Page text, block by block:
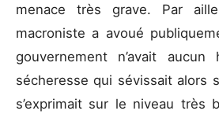
menace très grave. Par
macroniste a avoué
gouvernement n’avait
sécheresse qui sévissait alors
s’exprimait sur le niveau très